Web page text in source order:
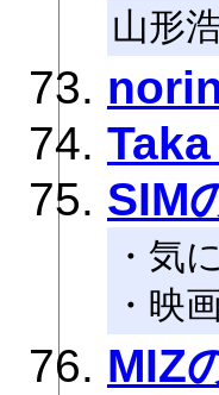
山形
SIM
・気
・映
MIZ